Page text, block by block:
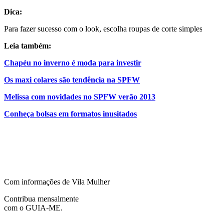
Dica:
Para fazer sucesso com o look, escolha roupas de corte
Leia também:
Chapéu no inverno é moda para investir
Os maxi colares são tendência na SPFW
Melissa com novidades no SPFW verão 2013
Conheça bolsas em formatos inusitados
Com informações de Vila Mulher
Contribua mensalmente
com o GUIA-ME.